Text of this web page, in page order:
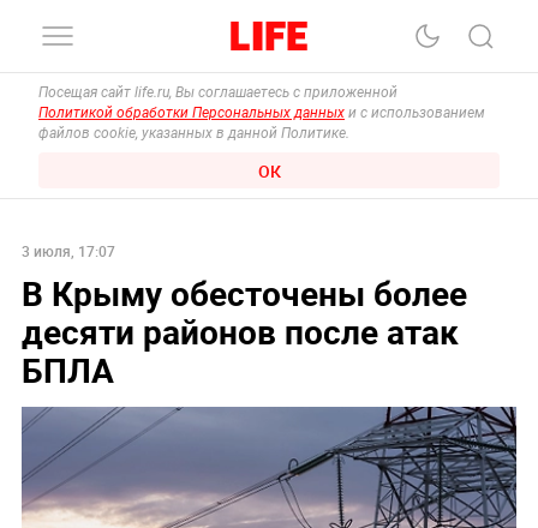
Посещая сайт life.ru, Вы соглашаетесь с приложенной
Политикой обработки Персональных данных и с использованием
файлов cookie, указанных в данной Политике.
ОК
3 июля, 17:07
В Крыму обесточены более
десяти районов после атак
БПЛА